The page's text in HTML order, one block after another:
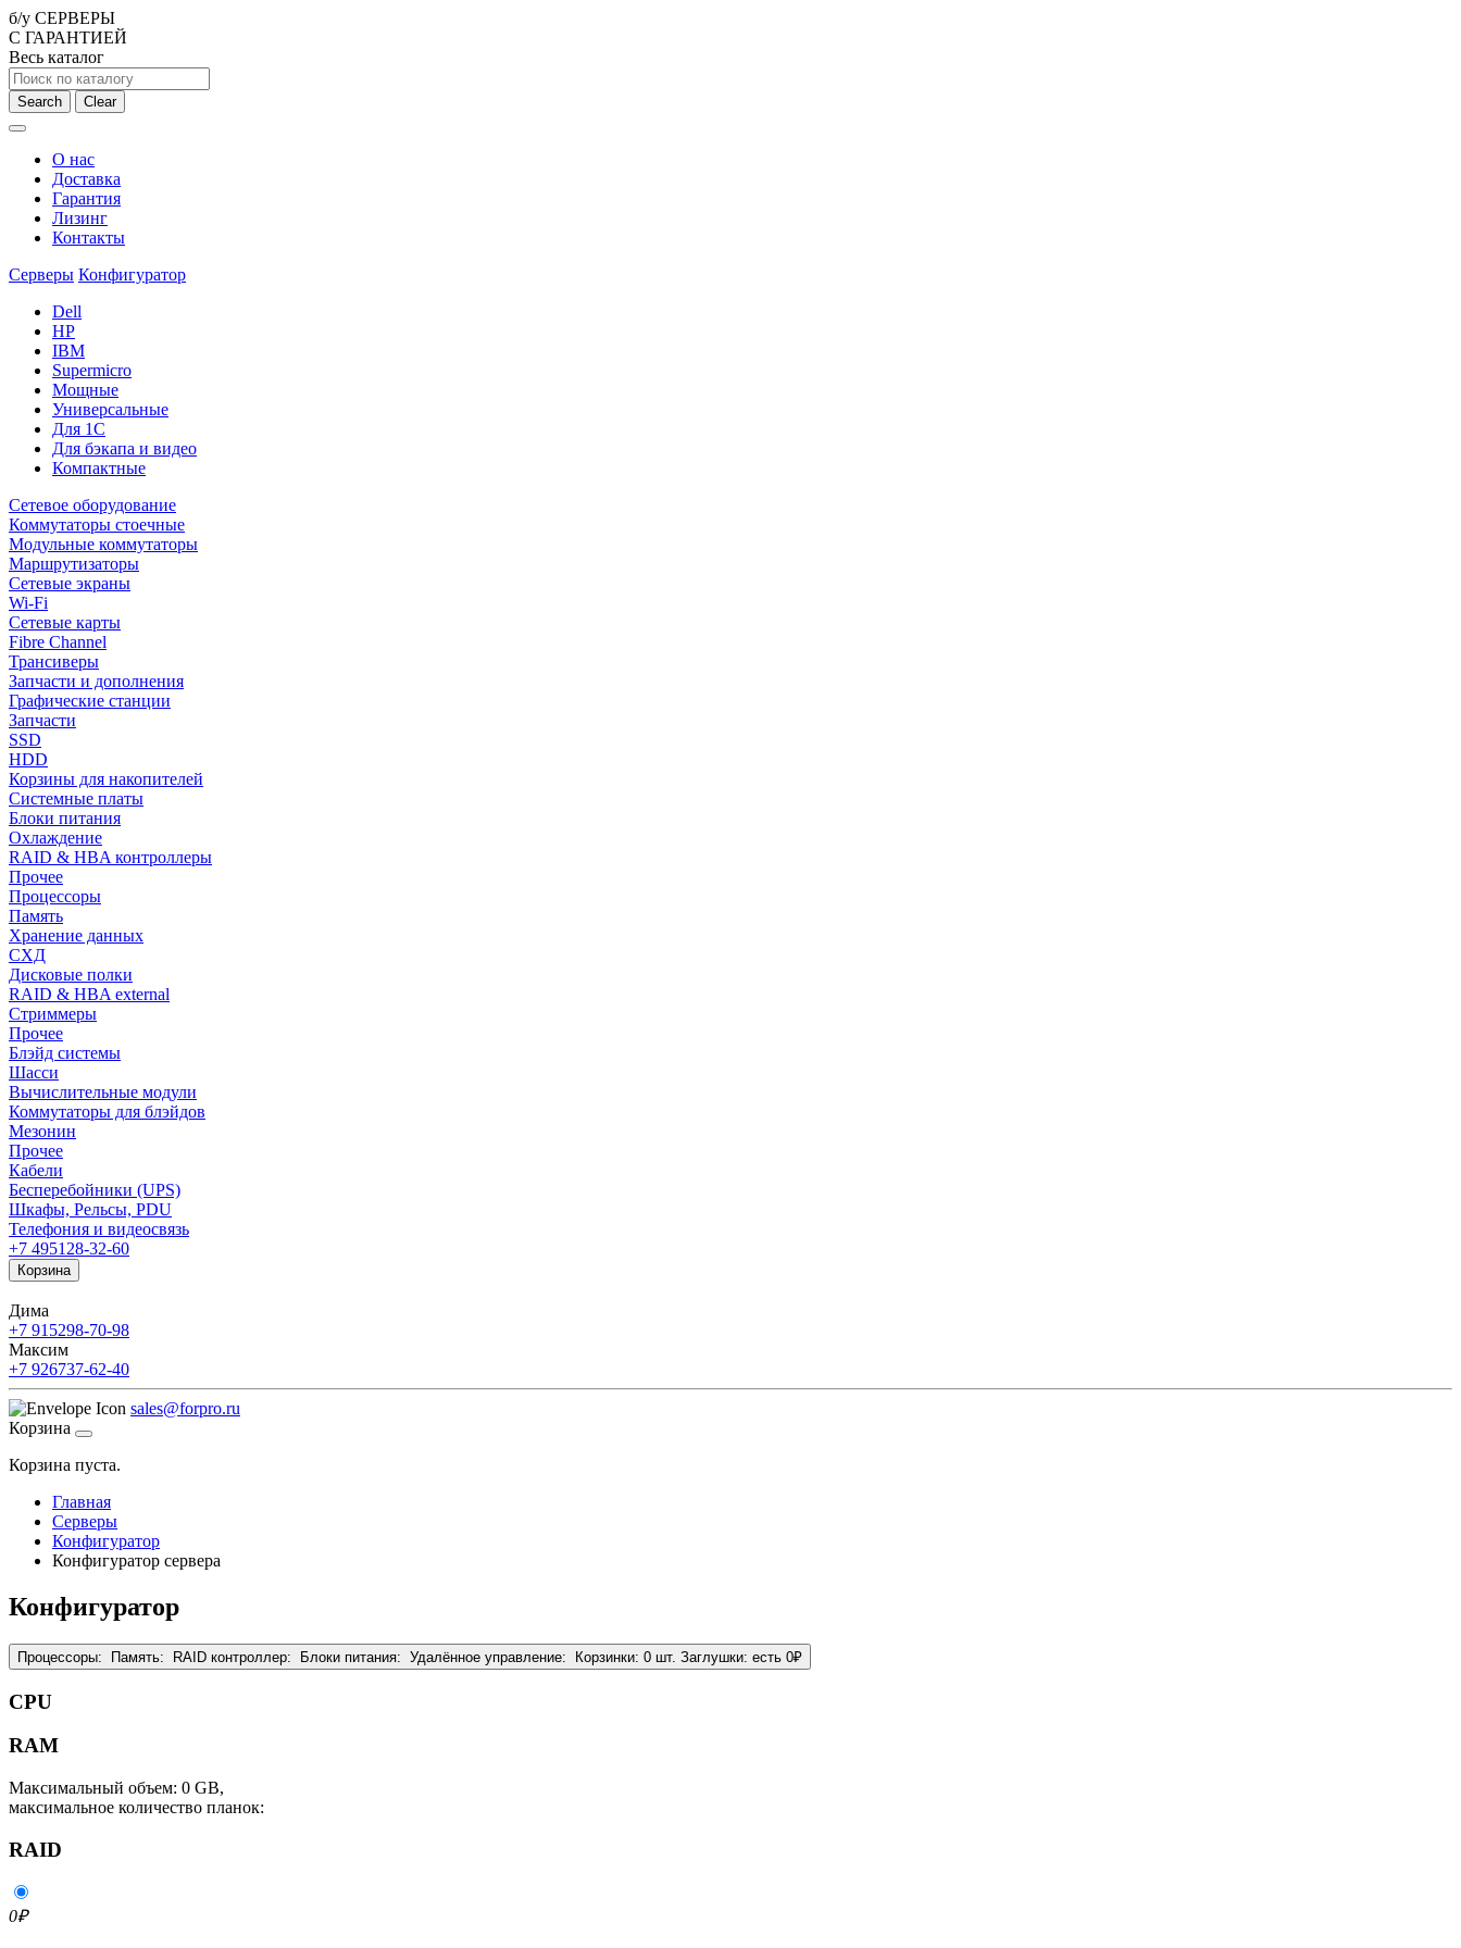
б/у СЕРВЕРЫ
С ГАРАНТИЕЙ
Весь каталог
Search Clear
О нас
Доставка
Гарантия
Лизинг
Контакты
Серверы Конфигуратор
Dell
HP
IBM
Supermicro
Мощные
Универсальные
Для 1С
Для бэкапа и видео
Компактные
Сетевое оборудование
Коммутаторы стоечные
Модульные коммутаторы
Маршрутизаторы
Сетевые экраны
Wi-Fi
Сетевые карты
Fibre Channel
Трансиверы
Запчасти и дополнения
Графические станции
Запчасти
SSD
HDD
Корзины для накопителей
Системные платы
Блоки питания
Охлаждение
RAID & HBA контроллеры
Прочее
Процессоры
Память
Хранение данных
СХД
Дисковые полки
RAID & HBA external
Стриммеры
Прочее
Блэйд системы
Шасси
Вычислительные модули
Коммутаторы для блэйдов
Мезонин
Прочее
Кабели
Бесперебойники (UPS)
Шкафы, Рельсы, PDU
Телефония и видеосвязь
+7 495128-32-60
Корзина
Дима
+7 915298-70-98
Максим
+7 926737-62-40
sales@forpro.ru
Корзина
Корзина пуста.
Главная
Серверы
Конфигуратор
Конфигуратор сервера
Конфигуратор
Процессоры: Память: RAID контроллер: Блоки питания: Удалённое управление: Корзинки: 0 шт. Заглушки: есть 0₽
CPU
RAM
Максимальный объем: 0 GB,
максимальное количество планок:
RAID
0₽